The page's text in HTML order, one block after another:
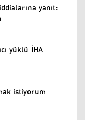
yanıt:
yüklü İHA
istiyorum